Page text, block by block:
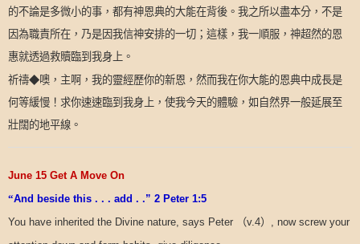
的不論是多微小的事，都有神恩典的大能在背後。我之所以盡本分，不是
因為職責所在，乃是因我信神安排的一切；這樣，我一順服，神超然的恩
惠就透過救贖臨到我身上。
祈禱◆噢，主啊，我的靈經歷你的新恩，然而我在你大能的恩典中成長是
何等緩慢！求你速速臨到我身上，使我今天的體驗，如自然界一般延展至
壯闊的地平線。
June 15 Get A Move On
“And beside this . . . add . .” 2 Peter 1:5
You have inherited the Divine nature, says Peter
（v.4）
, now screw your